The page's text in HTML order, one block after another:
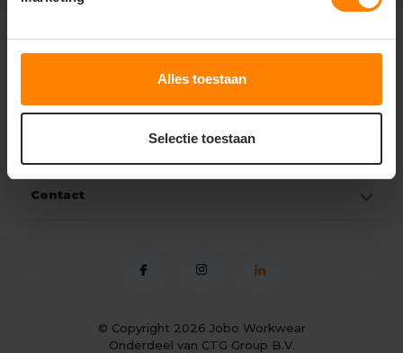
Alles toestaan
Selectie toestaan
Klantenservice
Contact
© Copyright 2026 Jobo Workwear
Onderdeel van CTG Group B.V.